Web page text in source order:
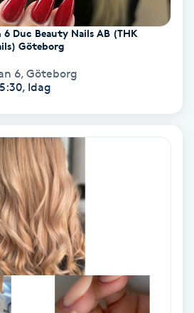
Duc Beauty Nails AB (THK
Göteborg
6, Göteborg
Idag